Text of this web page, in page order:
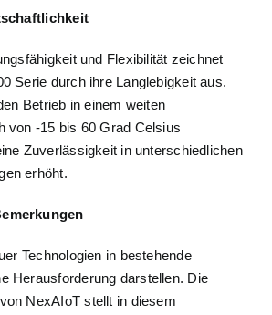
und Flexibilität zeichnet
Serie durch ihre Langlebigkeit aus.
Betrieb in einem weiten
von -15 bis 60 Grad Celsius
Zuverlässigkeit in unterschiedlichen
erhöht.
Technologien in bestehende
Herausforderung darstellen. Die
NexAIoT stellt in diesem